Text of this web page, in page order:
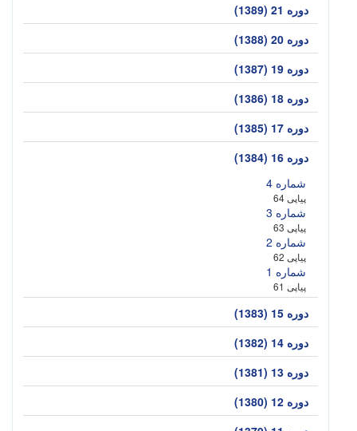
دوره 21 (1389)
دوره 20 (1388)
دوره 19 (1387)
دوره 18 (1386)
دوره 17 (1385)
دوره 16 (1384)
شماره 4
پیاپی 64
شماره 3
پیاپی 63
شماره 2
پیاپی 62
شماره 1
پیاپی 61
دوره 15 (1383)
دوره 14 (1382)
دوره 13 (1381)
دوره 12 (1380)